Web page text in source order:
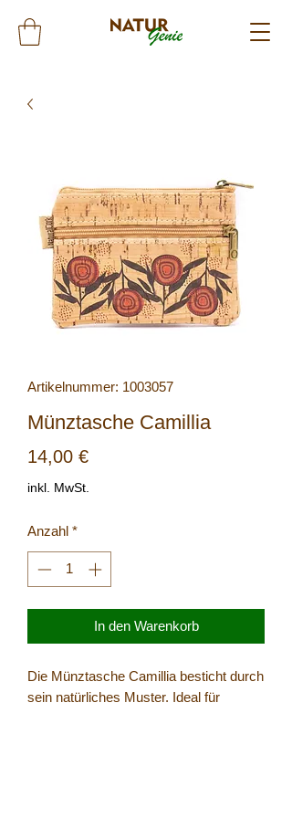
Artikelnummer: 1003057
Münztasche Camillia
14,00 €Preis
inkl. MwSt.
Anzahl *
In den Warenkorb
Die Münztasche Camillia besticht durch
sein natürliches Muster. Ideal für